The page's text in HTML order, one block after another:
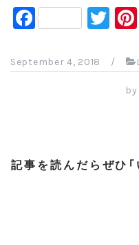
F
a
c
k
T
wi
tt
er
September 4, 2018 /
by
記事を読んだらぜひ「